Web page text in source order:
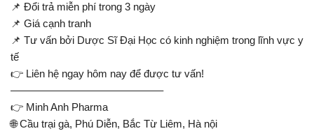
📌 Đổi trả miễn phí trong 3 ngày
📌 Giá cạnh tranh
📌 Tư vấn bởi Dược Sĩ Đại Học có kinh nghiệm trong lĩnh vực y
tế
👉 Liên hệ ngay hôm nay để được tư vấn!
——————————————–
👉 Minh Anh Pharma
🌐 Cầu trại gà, Phú Diễn, Bắc Từ Liêm, Hà nội